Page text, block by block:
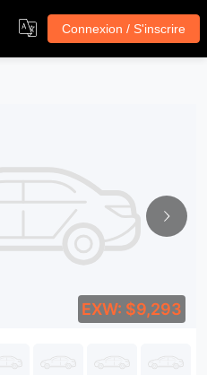
Connexion / S'inscrire
EXW: $9,293